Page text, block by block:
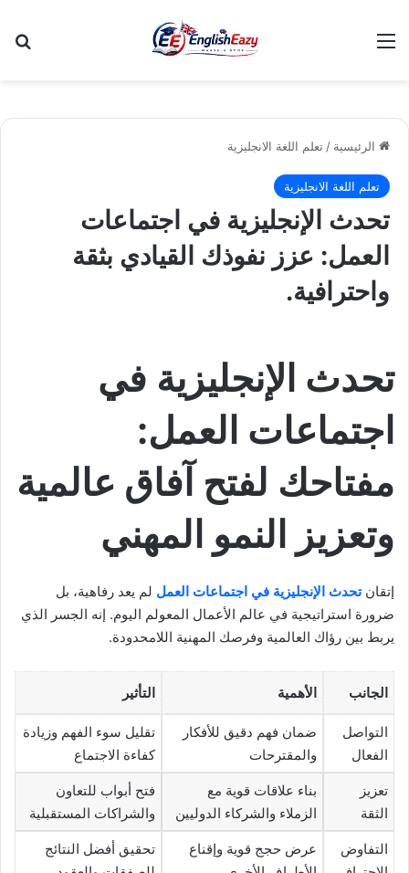
القائمة
الرئيسية / تعلم اللغة الانجليزية
تعلم اللغة الانجليزية
تحدث الإنجليزية في اجتماعات
العمل: عزز نفوذك القيادي بثقة
واحترافية.
تحدث الإنجليزية في
اجتماعات العمل:
مفتاحك لفتح آفاق عالمية
وتعزيز النمو المهني
إتقانتحدث الإنجليزية في اجتماعات العمل لم يعد رفاهية، بل
ضرورة استراتيجية في عالم الأعمال المعولم اليوم. إنه الجسر الذي
يربط بين رؤاك العالمية وفرصك المهنية اللامحدودة.
الجانب الأهمية التأثير
التواصل
الفعال
ضمان فهم دقيق للأفكار
والمقترحات
تقليل سوء الفهم وزيادة
كفاءة الاجتماع
تعزيز
الثقة
بناء علاقات قوية مع
الزملاء والشركاء الدوليين
فتح أبواب للتعاون
والشراكات المستقبلية
التفاوض
عرض حجج قوية وإقناع
تحقيق أفضل النتائج